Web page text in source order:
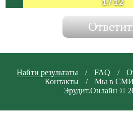
1/12
Найти результаты / FAQ /
Контакты
/ Мы в СМИ
Эрудит.Онлайн ©